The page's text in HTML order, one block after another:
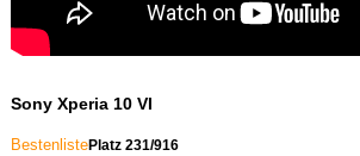
Sony Xperia 10 VI
BestenlistePlatz 231/916